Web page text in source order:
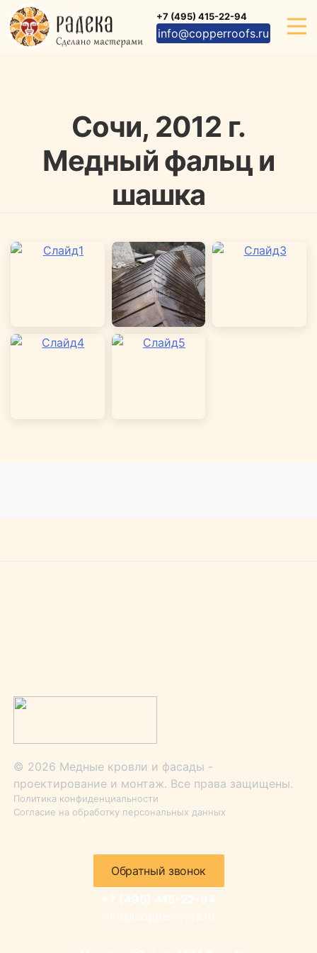
Skip
to
content
+7 (495) 415-22-94
info@copperroofs.ru
Сочи, 2012 г.
Медный фальц и
шашка
© 2026 Медные кровли и фасады -
проектирование и монтаж. Все права защищены.
Политика конфиденциальности
Согласие на обработку персональных данных
Обратный звонок